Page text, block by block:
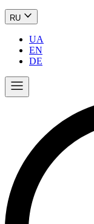
RU
UA
EN
DE